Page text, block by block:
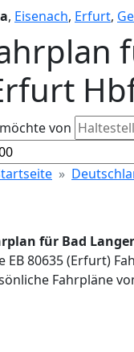
, Eisenach, Erfurt,
von
für Bad
EB 80635 (Erfurt)
Fahrpläne